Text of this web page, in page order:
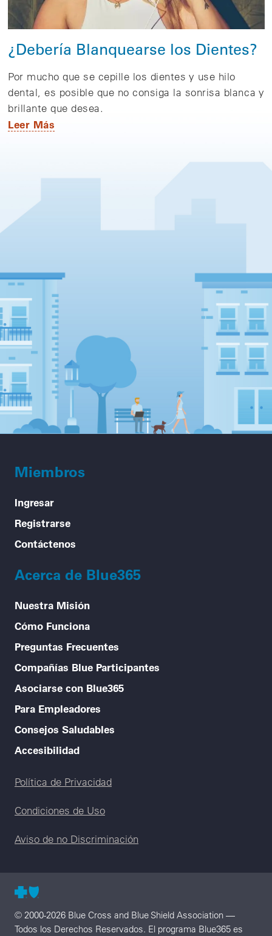
¿Debería Blanquearse los Dientes?
Por mucho que se cepille los dientes y use hilo
dental, es posible que no consiga la sonrisa blanca y
brillante que desea.
Leer Más
Miembros
Ingresar
Registrarse
Contáctenos
Acerca de Blue365
Nuestra Misión
Cómo Funciona
Preguntas Frecuentes
Compañías Blue Participantes
Asociarse con Blue365
Para Empleadores
Consejos Saludables
Accesibilidad
Legal menu
Política de Privacidad
Condiciones de Uso
Aviso de no Discriminación
© 2000-2026 Blue Cross and Blue Shield Association —
Todos los Derechos Reservados. El programa Blue365 es